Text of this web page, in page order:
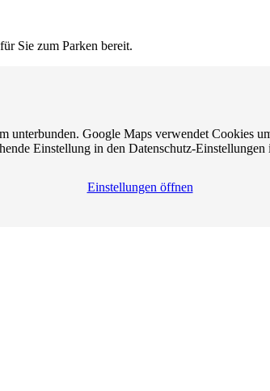
Sie zum Parken bereit.
Google Maps verwendet Cookies
Einstellung in den Datenschutz-
Einstellungen öffnen